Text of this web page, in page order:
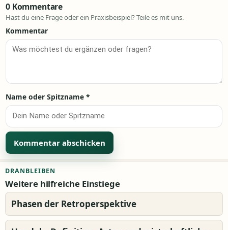
0 Kommentare
Hast du eine Frage oder ein Praxisbeispiel? Teile es mit uns.
Kommentar
Name oder Spitzname *
DRANBLEIBEN
Weitere hilfreiche Einstiege
Phasen der Retroperspektive